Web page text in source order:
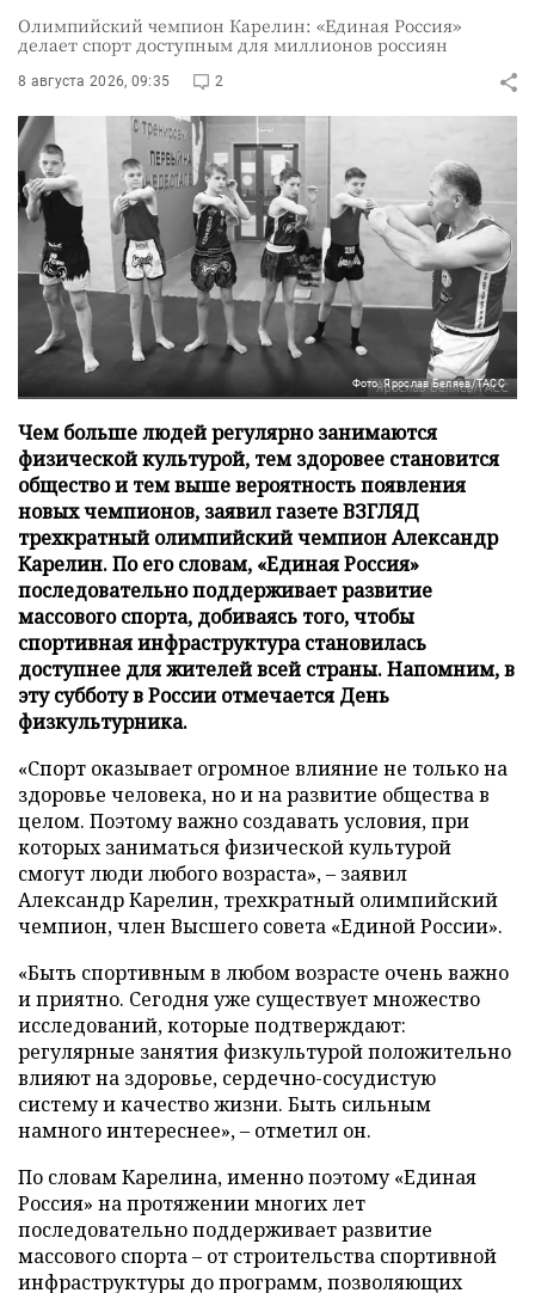
Олимпийский чемпион Карелин: «Единая Россия»
делает спорт доступным для миллионов россиян
8 августа 2026, 09:35 2
Фото: Ярослав Беляев/ТАСС
Чем больше людей регулярно занимаются
физической культурой, тем здоровее становится
общество и тем выше вероятность появления
новых чемпионов, заявил газете ВЗГЛЯД
трехкратный олимпийский чемпион Александр
Карелин. По его словам, «Единая Россия»
последовательно поддерживает развитие
массового спорта, добиваясь того, чтобы
спортивная инфраструктура становилась
доступнее для жителей всей страны. Напомним, в
эту субботу в России отмечается День
физкультурника.
«Спорт оказывает огромное влияние не только на
здоровье человека, но и на развитие общества в
целом. Поэтому важно создавать условия, при
которых заниматься физической культурой
смогут люди любого возраста», – заявил
Александр Карелин, трехкратный олимпийский
чемпион, член Высшего совета «Единой России».
«Быть спортивным в любом возрасте очень важно
и приятно. Сегодня уже существует множество
исследований, которые подтверждают:
регулярные занятия физкультурой положительно
влияют на здоровье, сердечно-сосудистую
систему и качество жизни. Быть сильным
намного интереснее», – отметил он.
По словам Карелина, именно поэтому «Единая
Россия» на протяжении многих лет
последовательно поддерживает развитие
массового спорта – от строительства спортивной
инфраструктуры до программ, позволяющих